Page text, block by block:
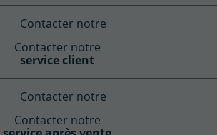
Contacter notre
service client
Contacter notre